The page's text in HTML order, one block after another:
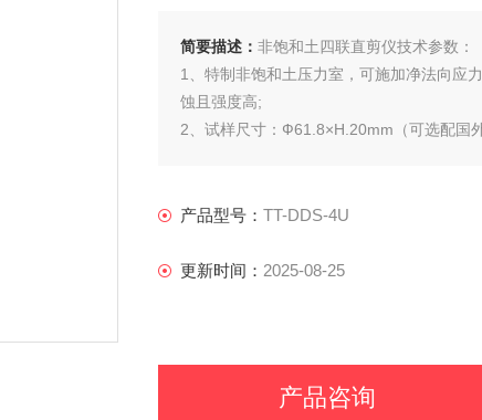
简要描述： 非饱和土四联直剪仪技术参数：
1、特制非饱和土压力室，可施加净法向应
蚀且强度高;
2、试样尺寸：Ф61.8×H.20mm（可选配国
产品型号： TT-DDS-4U
更新时间： 2025-08-25
产品咨询